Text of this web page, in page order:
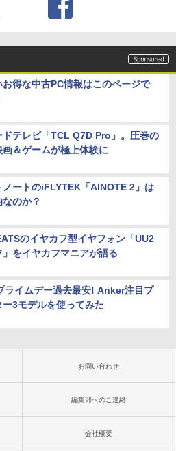
得な中古PC情報はこのページで
ドテレビ「TCL Q7D Pro」。圧巻の
＆ゲームが極上体験に
ノートのiFLYTEK「AINOTE 2」は
のか？
のイヤカフ型イヤフォン「UU2
」をイヤカフマニアが語る
ライムデー過去最安! Anker注目プ
ー3モデルを使ってみた
お問い合わせ
編集部へのご連絡
会社概要